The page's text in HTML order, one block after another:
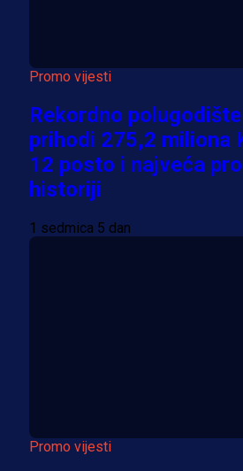
Promo vijesti
Rekordno
prihodi 275,2 miliona
12 posto i najveća
historiji
1 sedmica 5 dan
Promo vijesti